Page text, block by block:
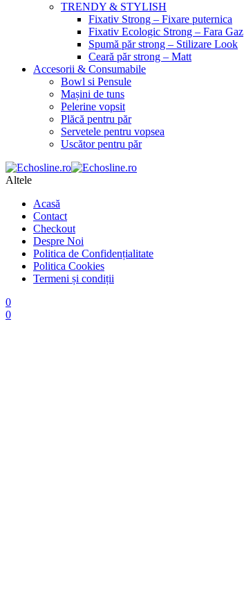
TRENDY & STYLISH
Fixativ Strong – Fixare puternica
Fixativ Ecologic Strong – Fara Gaz
Spumă păr strong – Stilizare Look
Ceară păr strong – Matt
Accesorii & Consumabile
Bowl si Pensule
Mașini de tuns
Pelerine vopsit
Plăcă pentru păr
Servetele pentru vopsea
Uscător pentru păr
Altele
Acasă
Contact
Checkout
Despre Noi
Politica de Confidențialitate
Politica Cookies
Termeni și condiții
0
0